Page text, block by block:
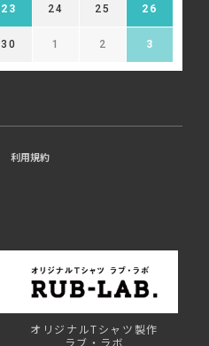
23 24 25 26
30 1 2 3
利用規約
オリジナルTシャツ製作
ラブ・ラボ